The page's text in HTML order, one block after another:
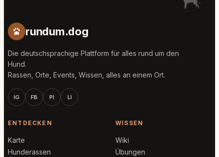
rundum.dog
Die deutschsprachige Plattform für alles rund um den
Hund.
Rassen, Orte, Events, Wissen, alles an einem Ort.
IG FB PI LI
ENTDECKEN
Karte
Hunderassen
WISSEN
Wiki
Übungen